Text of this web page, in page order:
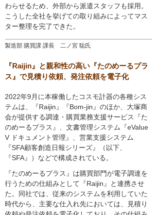
製造部 購買課 課長 二ノ宮 聡氏
わらせるため、外部から派遣スタッフも採用。
こうした全社を挙げての取り組みによってマス
ター整理を完了できた。
『Raijin』と親和性の高い『たのめーるプラ
ス』で見積り依頼、発注依頼を電子化
2022年9月に本稼働したコスモ計器の各種シス
テムは、『Raijin』『Bom-jin』のほか、大塚商
会が提供する調達・購買業務支援サービス『た
のめーるプラス』、文書管理システム『eValue
V ドキュメント管理』、営業支援システム
『SFA顧客創造日報シリーズ』（以下、
『SFA』）などで構成されている。
『たのめーるプラス』は購買部門が電子調達を
行うための仕組みとして『Raijin』と連携させ
た。同社では、従来のシステムを利用していた
時代から、主要な仕入れ先においては、見積り